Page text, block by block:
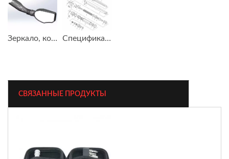
Зеркало, которое мы разработали для сети магазинов Спецификация материалов для динамометра
СВЯЗАННЫЕ ПРОДУКТЫ